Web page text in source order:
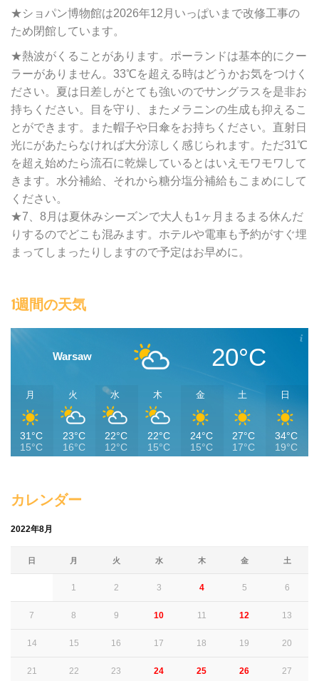
★ショパン博物館は2026年12月いっぱいまで改修工事の
ため閉館しています。
★熱波がくることがあります。ポーランドは基本的にクー
ラーがありません。33℃を超える時はどうかお気をつけく
ださい。夏は日差しがとても強いのでサングラスを是非お
持ちください。目を守り、またメラニンの生成も抑えるこ
とができます。また帽子や日傘をお持ちください。直射日
光にがあたらなければ大分涼しく感じられます。ただ31℃
を超え始めたら流石に乾燥しているとはいえモワモワして
きます。水分補給、それから糖分塩分補給もこまめにして
ください。
★7、8月は夏休みシーズンで大人も1ヶ月まるまる休んだ
りするのでどこも混みます。ホテルや電車も予約がすぐ埋
まってしまったりしますので予定はお早めに。
1週間の天気
Warsaw 20°C
月
31°C
15°C
火
23°C
16°C
水
22°C
12°C
木
22°C
15°C
金
24°C
15°C
土
27°C
17°C
日
34°C
19°C
カレンダー
2022年8月
日 月 火 水 木 金 土
1 2 3 4 5 6
7 8 9 10 11 12 13
14 15 16 17 18 19 20
21 22 23 24 25 26 27